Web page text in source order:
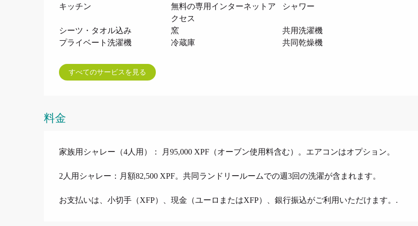
キッチン
無料の専用インターネットア
クセス
シャワー
シーツ・タオル込み 窯
共用洗濯機
プライベート洗濯機
冷蔵庫 共同乾燥機
すべてのサービスを見る
料金
家族用シャレー（4人用）： 月95,000 XPF（オーブン使用料含む）。エアコンはオプション。
2人用シャレー：月額82,500 XPF。共同ランドリールームでの週3回の洗濯が含まれます。
お支払いは、小切手（XFP）、現金（ユーロまたはXFP）、銀行振込がご利用いただけます。.